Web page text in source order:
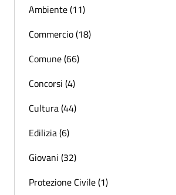
Ambiente (11)
Commercio (18)
Comune (66)
Concorsi (4)
Cultura (44)
Edilizia (6)
Giovani (32)
Protezione Civile (1)